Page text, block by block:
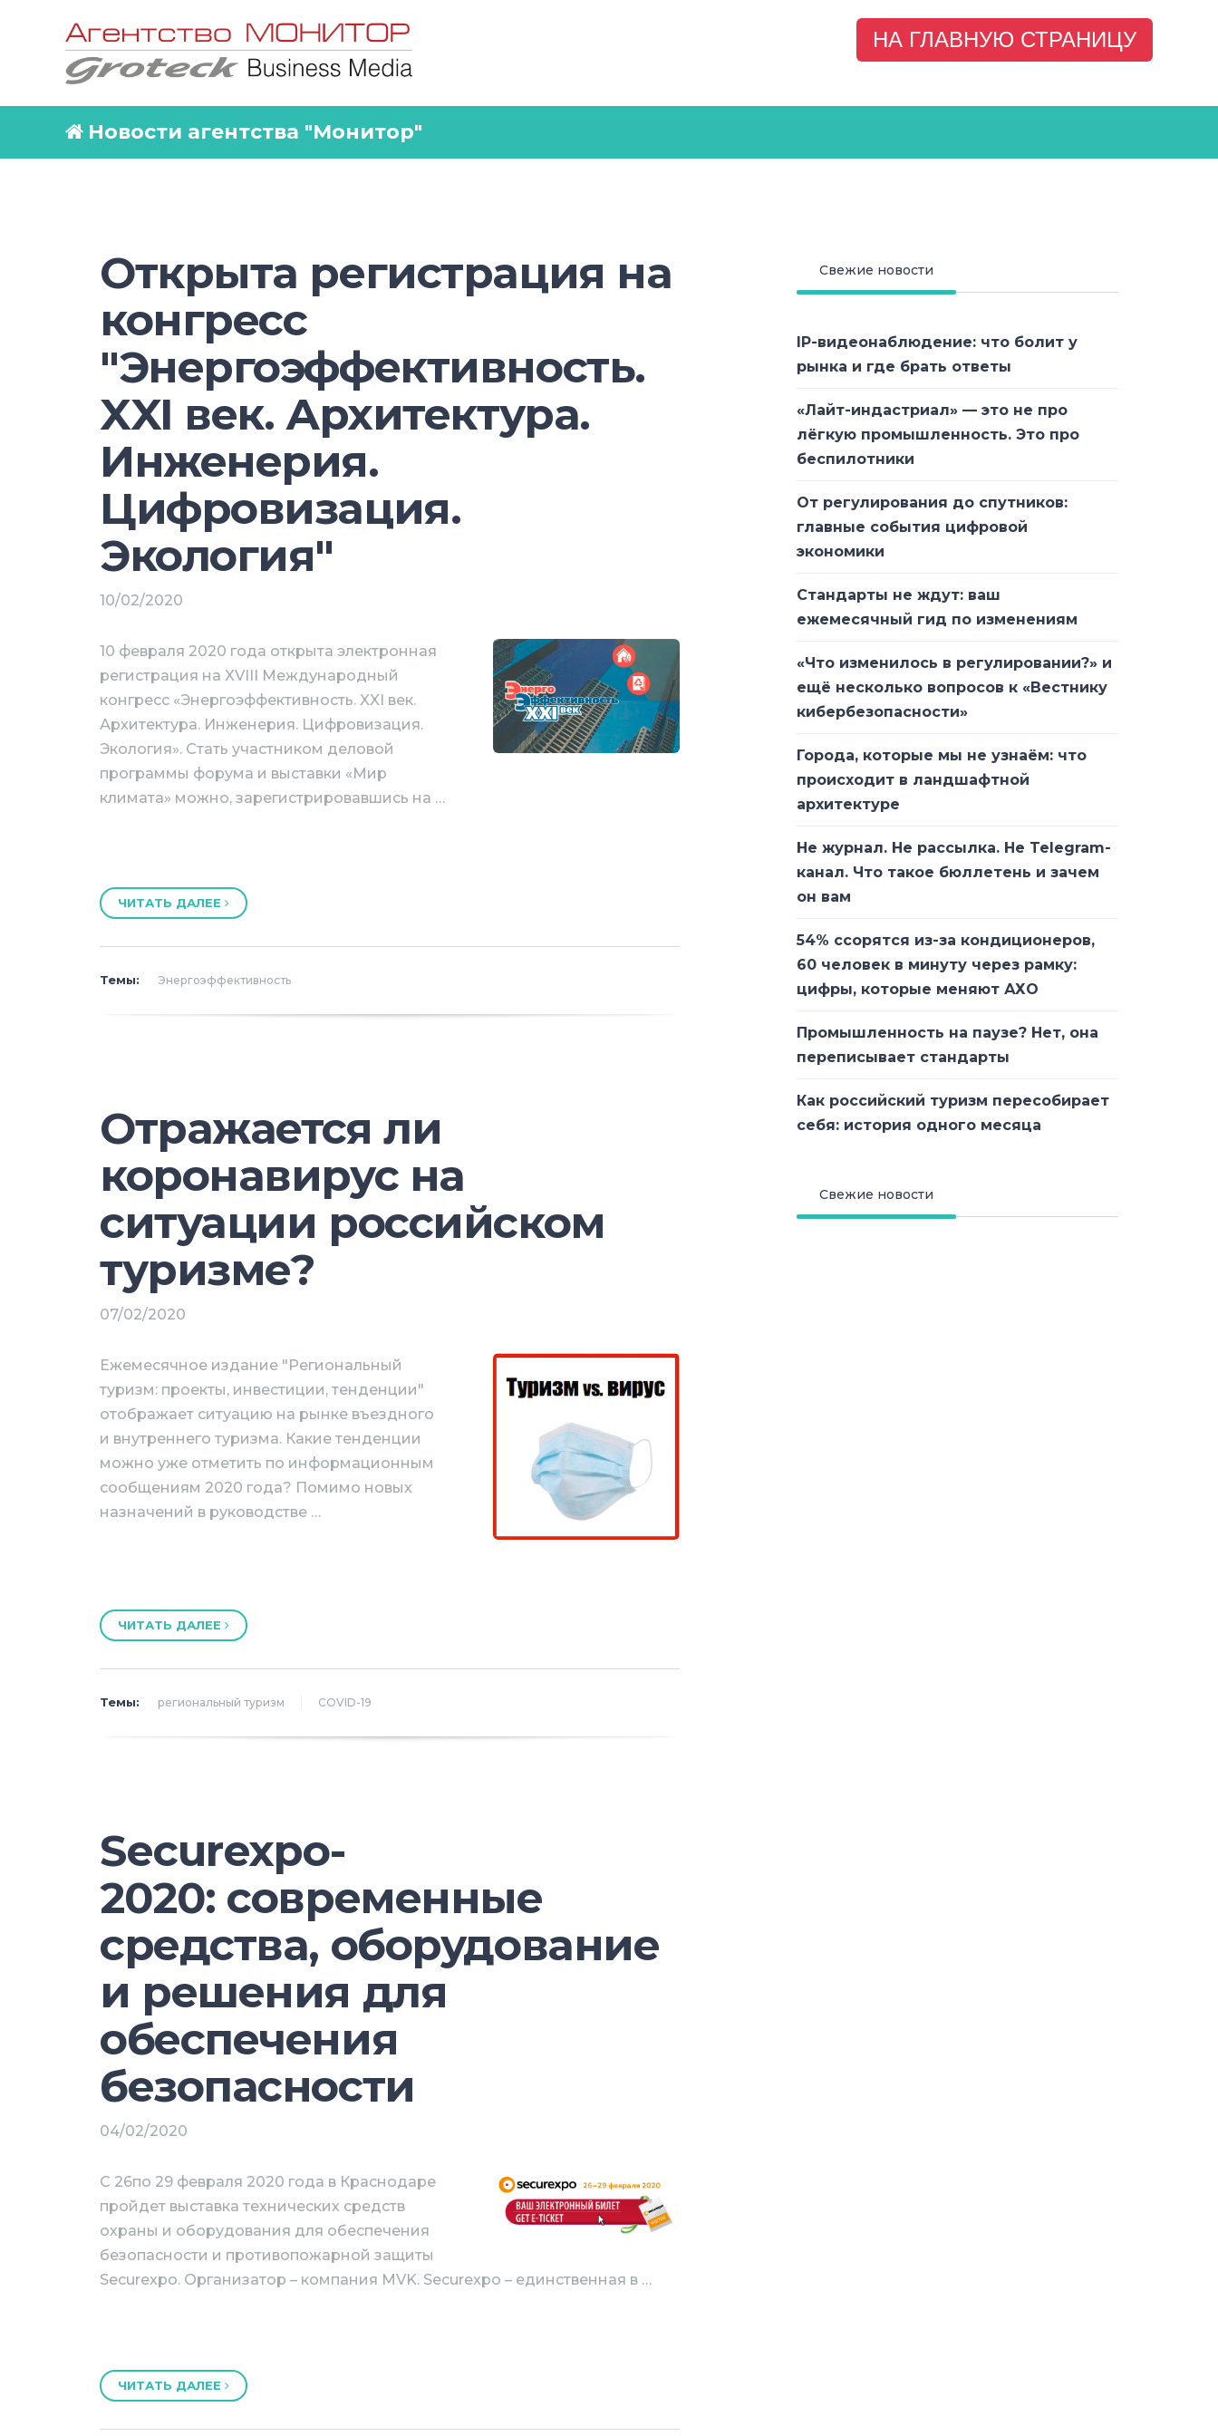
НА ГЛАВНУЮ СТРАНИЦУ
Новости агентства "Монитор"
Открыта регистрация на
конгресс
"Энергоэффективность.
XXI век. Архитектура.
Инженерия.
Цифровизация.
Экология"
10/02/2020
10 февраля 2020 года открыта электронная
регистрация на XVIII Международный
конгресс «Энергоэффективность. XXI век.
Архитектура. Инженерия. Цифровизация.
Экология». Стать участником деловой
программы форума и выставки «Мир
климата» можно, зарегистрировавшись на …
ЧИТАТЬ ДАЛЕЕ
Темы: Энергоэффективность
Отражается ли
коронавирус на
ситуации российском
туризме?
07/02/2020
Ежемесячное издание "Региональный
туризм: проекты, инвестиции, тенденции"
отображает ситуацию на рынке въездного
и внутреннего туризма. Какие тенденции
можно уже отметить по информационным
сообщениям 2020 года? Помимо новых
назначений в руководстве …
ЧИТАТЬ ДАЛЕЕ
Темы: региональный туризм COVID-19
Securexpo-
2020: современные
средства, оборудование
и решения для
обеспечения
безопасности
04/02/2020
С 26по 29 февраля 2020 года в Краснодаре
пройдет выставка технических средств
охраны и оборудования для обеспечения
безопасности и противопожарной защиты
Securexpo. Организатор – компания MVK. Securexpo – единственная в …
ЧИТАТЬ ДАЛЕЕ
Свежие новости
IP-видеонаблюдение: что болит у
рынка и где брать ответы
«Лайт-индастриал» — это не про
лёгкую промышленность. Это про
беспилотники
От регулирования до спутников:
главные события цифровой
экономики
Стандарты не ждут: ваш
ежемесячный гид по изменениям
«Что изменилось в регулировании?» и
ещё несколько вопросов к «Вестнику
кибербезопасности»
Города, которые мы не узнаём: что
происходит в ландшафтной
архитектуре
Не журнал. Не рассылка. Не Telegram-
канал. Что такое бюллетень и зачем
он вам
54% ссорятся из-за кондиционеров,
60 человек в минуту через рамку:
цифры, которые меняют АХО
Промышленность на паузе? Нет, она
переписывает стандарты
Как российский туризм пересобирает
себя: история одного месяца
Свежие новости